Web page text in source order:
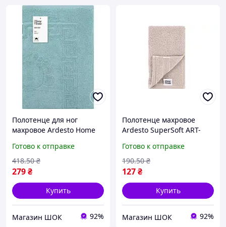
Полотенце для ног
махровое Ardesto Home
бирюзовое высокое
качество
Готово к отправке
279₴
418.50 ₴
Купить
Магазин ШОК 92%
Полотенце махровое
Ardesto SuperSoft ART-
бежевое высокое
качество
Готово к отправке
127₴
190.50 ₴
Купить
Магазин ШОК 92%